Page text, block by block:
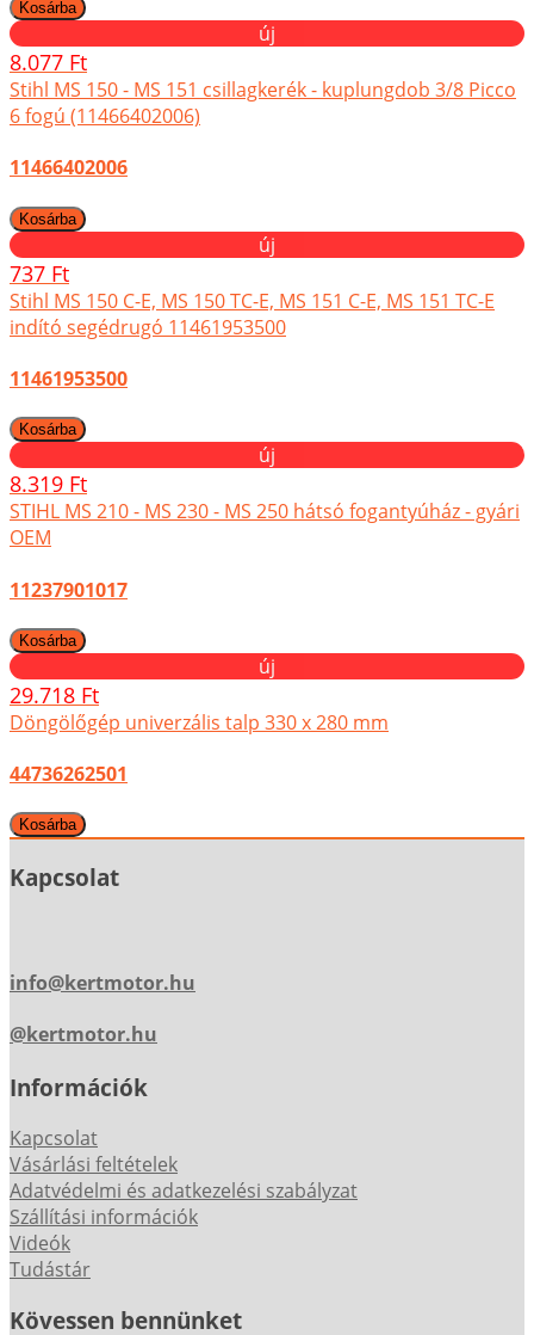
új
8.077 Ft
Stihl MS 150 - MS 151 csillagkerék - kuplungdob 3/8 Picco
6 fogú (11466402006)
11466402006
új
737 Ft
Stihl MS 150 C-E, MS 150 TC-E, MS 151 C-E, MS 151 TC-E
indító segédrugó 11461953500
11461953500
új
8.319 Ft
STIHL MS 210 - MS 230 - MS 250 hátsó fogantyúház - gyári
OEM
11237901017
új
29.718 Ft
Döngölőgép univerzális talp 330 x 280 mm
44736262501
Kapcsolat
info@kertmotor.hu
@kertmotor.hu
Információk
Kapcsolat
Vásárlási feltételek
Adatvédelmi és adatkezelési szabályzat
Szállítási információk
Videók
Tudástár
Kövessen bennünket